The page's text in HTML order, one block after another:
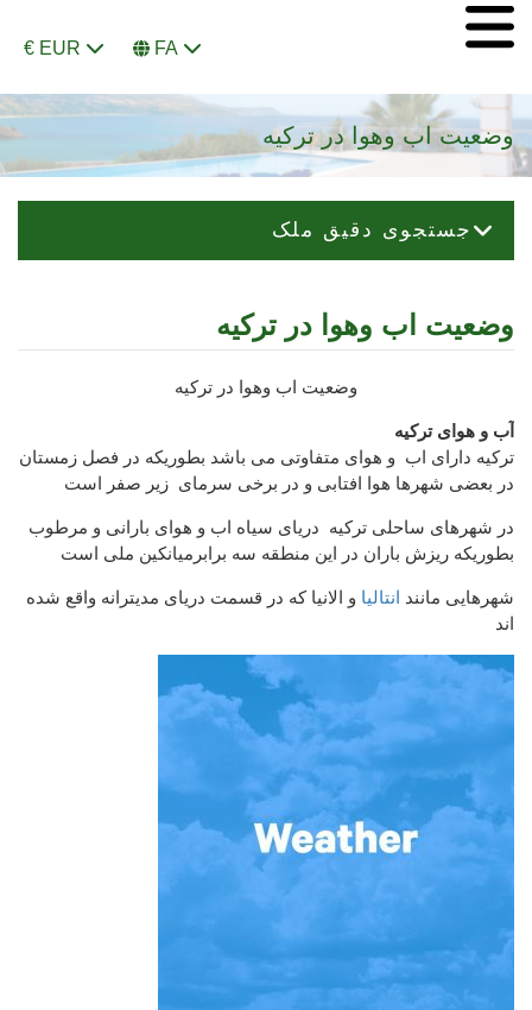
€ EUR FA
وضعیت اب وهوا در ترکیه
جستجوی دقیق ملک
وضعیت اب وهوا در ترکیه
وضعیت اب وهوا در ترکیه
آب و هوای ترکیه
ترکیه دارای اب و هوای متفاوتی می باشد بطوریکه در فصل زمستان
در بعضی شهرها هوا افتابی و در برخی سرمای زیر صفر است
بطوریکه ریزش باران در این منطقه سه برابرمیانکین ملی است
شهرهایی مانند انتالیا و الانیا که در قسمت دریای مدیترانه واقع شده
اند